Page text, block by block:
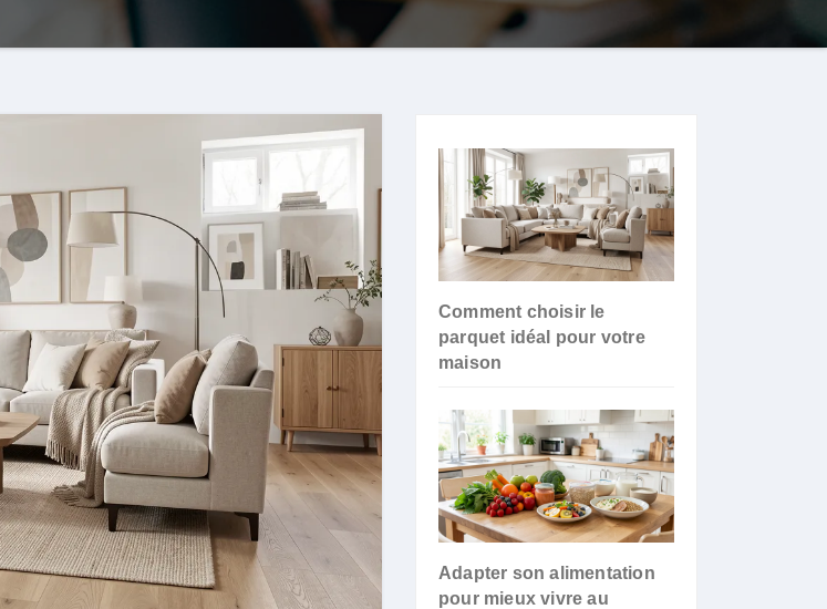
Comment choisir le
parquet idéal pour votre
maison
Adapter son alimentation
pour mieux vivre au